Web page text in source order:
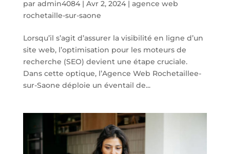
par admin4084| Avr 2, 2024| agence web
rochetaille-sur-saone
Lorsqu’il s’agit d’assurer la visibilité en ligne d’un
site web, l’optimisation pour les moteurs de
recherche (SEO) devient une étape cruciale.
Dans cette optique, l’Agence Web Rochetaillee-
sur-Saone déploie un éventail de...